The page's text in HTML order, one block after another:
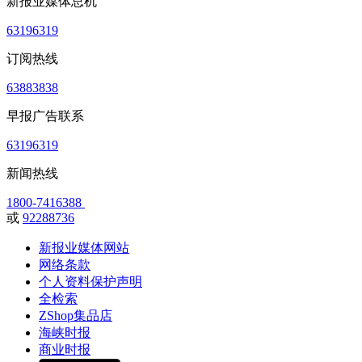
63196319
订阅热线
63883838
早报广告联系
63196319
新闻热线
1800-7416388
或 92288736
新报业媒体网站
网络条款
个人资料保护声明
全检索
ZShop集品店
海峡时报
商业时报